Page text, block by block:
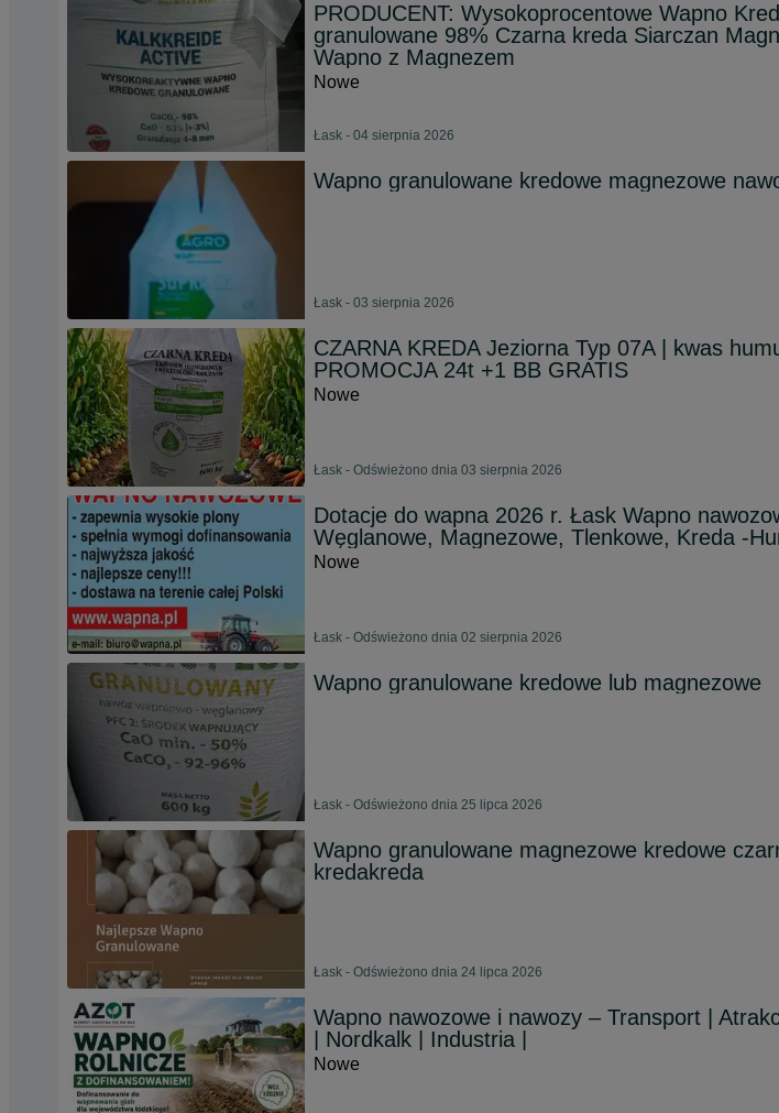
PRODUCENT: Wysokoprocentowe Wapno
granulowane 98% Czarna kreda Siarczan
Wapno z Magnezem
Nowe
Łask - 04 sierpnia 2026
Wapno granulowane kredowe magnezowe
Łask - 03 sierpnia 2026
CZARNA KREDA Jeziorna Typ 07A | kwas
PROMOCJA 24t +1 BB GRATIS
Nowe
Łask - Odświeżono dnia 03 sierpnia 2026
Dotacje do wapna 2026 r. Łask Wapno
Węglanowe, Magnezowe, Tlenkowe, Kreda -
Nowe
Łask - Odświeżono dnia 02 sierpnia 2026
Wapno granulowane kredowe lub magnezowe
Łask - Odświeżono dnia 25 lipca 2026
Wapno granulowane magnezowe kredowe
kredakreda
Łask - Odświeżono dnia 24 lipca 2026
Wapno nawozowe i nawozy – Transport |
| Nordkalk | Industria |
Nowe